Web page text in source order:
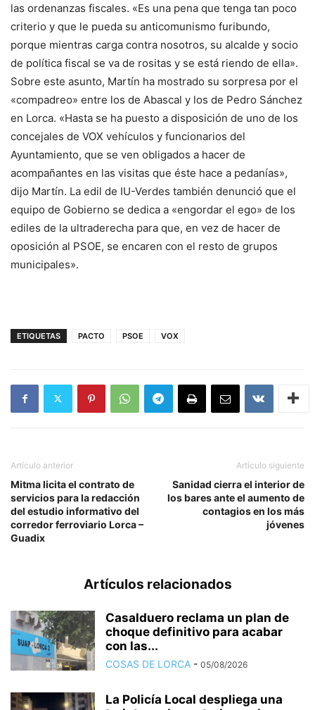
las ordenanzas fiscales. «Es una pena que tenga tan poco
criterio y que le pueda su anticomunismo furibundo,
porque mientras carga contra nosotros, su alcalde y socio
de política fiscal se va de rositas y se está riendo de ella».
Sobre este asunto, Martín ha mostrado su sorpresa por el
«compadreo» entre los de Abascal y los de Pedro Sánchez
en Lorca. «Hasta se ha puesto a disposición de uno de los
concejales de VOX vehículos y funcionarios del
Ayuntamiento, que se ven obligados a hacer de
acompañantes en las visitas que éste hace a pedanías»,
dijo Martín. La edil de IU-Verdes también denunció que el
equipo de Gobierno se dedica a «engordar el ego» de los
ediles de la ultraderecha para que, en vez de hacer de
oposición al PSOE, se encaren con el resto de grupos
municipales».
ETIQUETAS PACTO PSOE VOX
Artículo anterior
Mitma licita el contrato de
servicios para la redacción
del estudio informativo del
corredor ferroviario Lorca –
Guadix
Artículo siguiente
Sanidad cierra el interior de
los bares ante el aumento de
contagios en los más
jóvenes
Artículos relacionados
Casalduero reclama un plan de
choque definitivo para acabar
con las...
COSAS DE LORCA - 05/08/2026
La Policía Local despliega una